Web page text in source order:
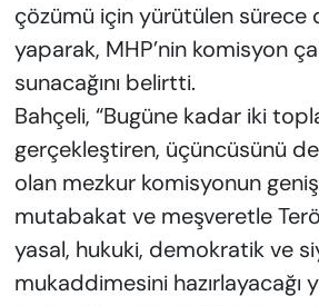
çözümü için yürütülen sürece
yaparak, MHP’nin komisyon
sunacağını belirtti.
Bahçeli, “Bugüne kadar iki
gerçekleştiren, üçüncüsünü
olan mezkur komisyonun
mutabakat ve meşveretle
yasal, hukuki, demokratik ve
mukaddimesini hazırlayacağı